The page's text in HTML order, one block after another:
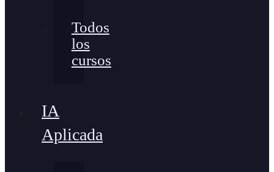
Todos
los
cursos
IA
Aplicada